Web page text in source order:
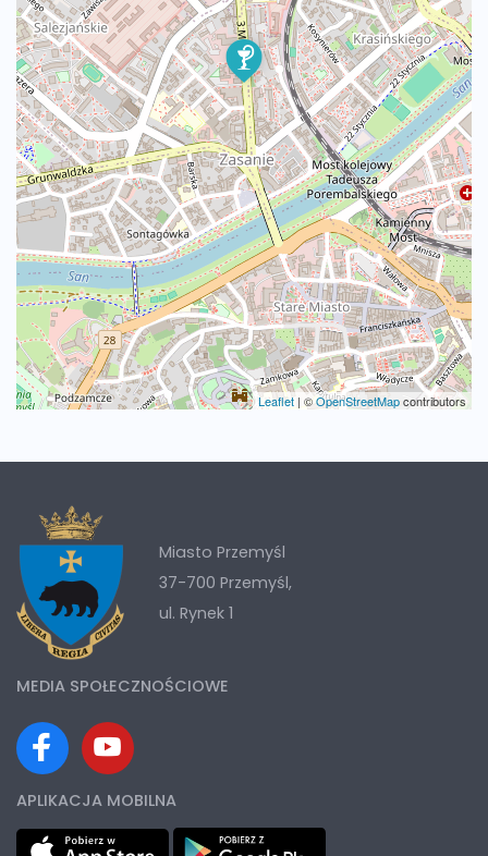
Leaflet | ©OpenStreetMapcontributors
Miasto Przemyśl
37-700 Przemyśl,
ul. Rynek 1
MEDIA SPOŁECZNOŚCIOWE
APLIKACJA MOBILNA